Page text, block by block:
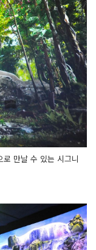
로 만날 수 있는 시그니